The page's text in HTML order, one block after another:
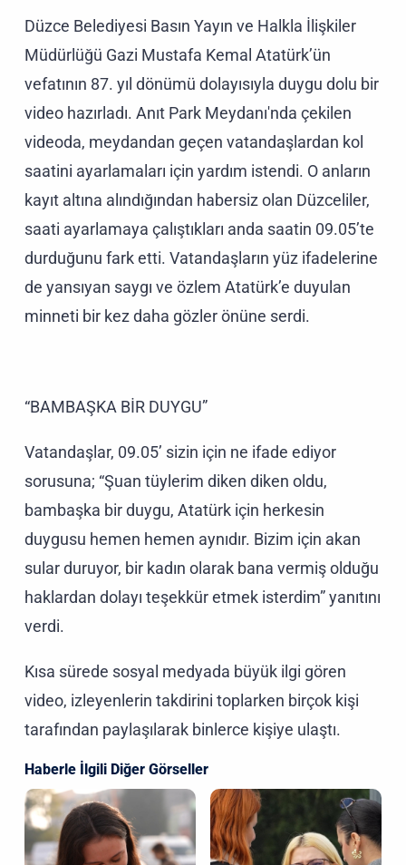
Düzce Belediyesi Basın Yayın ve Halkla İlişkiler
Müdürlüğü Gazi Mustafa Kemal Atatürk’ün
vefatının 87. yıl dönümü dolayısıyla duygu dolu bir
video hazırladı. Anıt Park Meydanı'nda çekilen
videoda, meydandan geçen vatandaşlardan kol
saatini ayarlamaları için yardım istendi. O anların
kayıt altına alındığından habersiz olan Düzceliler,
saati ayarlamaya çalıştıkları anda saatin 09.05’te
durduğunu fark etti. Vatandaşların yüz ifadelerine
de yansıyan saygı ve özlem Atatürk’e duyulan
minneti bir kez daha gözler önüne serdi.
“BAMBAŞKA BİR DUYGU”
Vatandaşlar, 09.05’ sizin için ne ifade ediyor
sorusuna; “Şuan tüylerim diken diken oldu,
bambaşka bir duygu, Atatürk için herkesin
duygusu hemen hemen aynıdır. Bizim için akan
sular duruyor, bir kadın olarak bana vermiş olduğu
haklardan dolayı teşekkür etmek isterdim” yanıtını
verdi.
Kısa sürede sosyal medyada büyük ilgi gören
video, izleyenlerin takdirini toplarken birçok kişi
tarafından paylaşılarak binlerce kişiye ulaştı.
Haberle İlgili Diğer Görseller